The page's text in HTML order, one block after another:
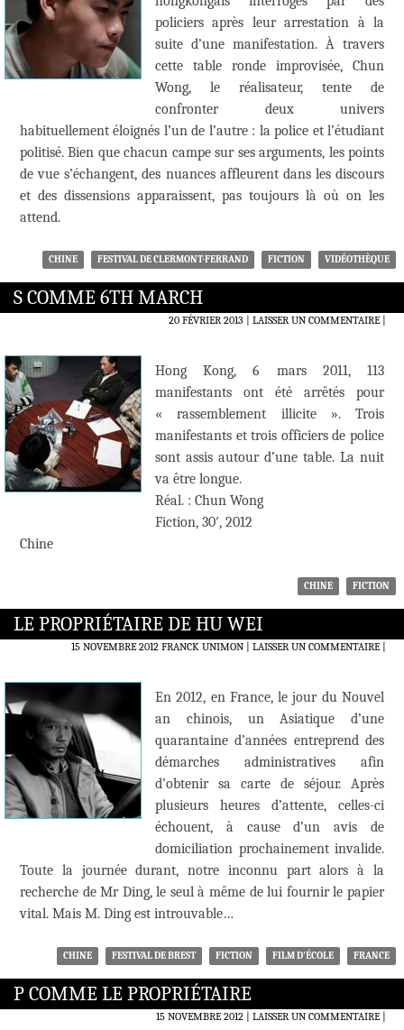
policiers après leur arrestation à la
suite d’une manifestation. À travers
cette table ronde improvisée, Chun
Wong, le réalisateur, tente de
confronter deux univers
habituellement éloignés l’un de l’autre : la police et l’étudiant
politisé. Bien que chacun campe sur ses arguments, les points
de vue s’échangent, des nuances affleurent dans les discours
et des dissensions apparaissent, pas toujours là où on les
attend.
CHINE FESTIVAL DE CLERMONT-FERRAND FICTION VIDÉOTHÈQUE
S COMME 6TH MARCH
20 FÉVRIER 2013 LAISSER UN COMMENTAIRE|
Hong Kong, 6 mars 2011, 113
manifestants ont été arrêtés pour
« rassemblement illicite ». Trois
manifestants et trois officiers de police
sont assis autour d’une table. La nuit
va être longue.
Réal. : Chun Wong
Fiction, 30′, 2012
Chine
CHINE FICTION
LE PROPRIÉTAIRE DE HU WEI
15 NOVEMBRE 2012 FRANCK UNIMON LAISSER UN COMMENTAIRE|
En 2012, en France, le jour du Nouvel
an chinois, un Asiatique d’une
quarantaine d’années entreprend des
démarches administratives afin
d’obtenir sa carte de séjour. Après
plusieurs heures d’attente, celles-ci
échouent, à cause d’un avis de
domiciliation prochainement invalide.
Toute la journée durant, notre inconnu part alors à la
recherche de Mr Ding, le seul à même de lui fournir le papier
vital. Mais M. Ding est introuvable…
CHINE FESTIVAL DE BREST FICTION FILM D'ÉCOLE FRANCE
P COMME LE PROPRIÉTAIRE
15 NOVEMBRE 2012 LAISSER UN COMMENTAIRE|